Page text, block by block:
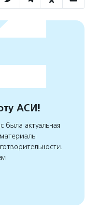
АСИ!
актуальная